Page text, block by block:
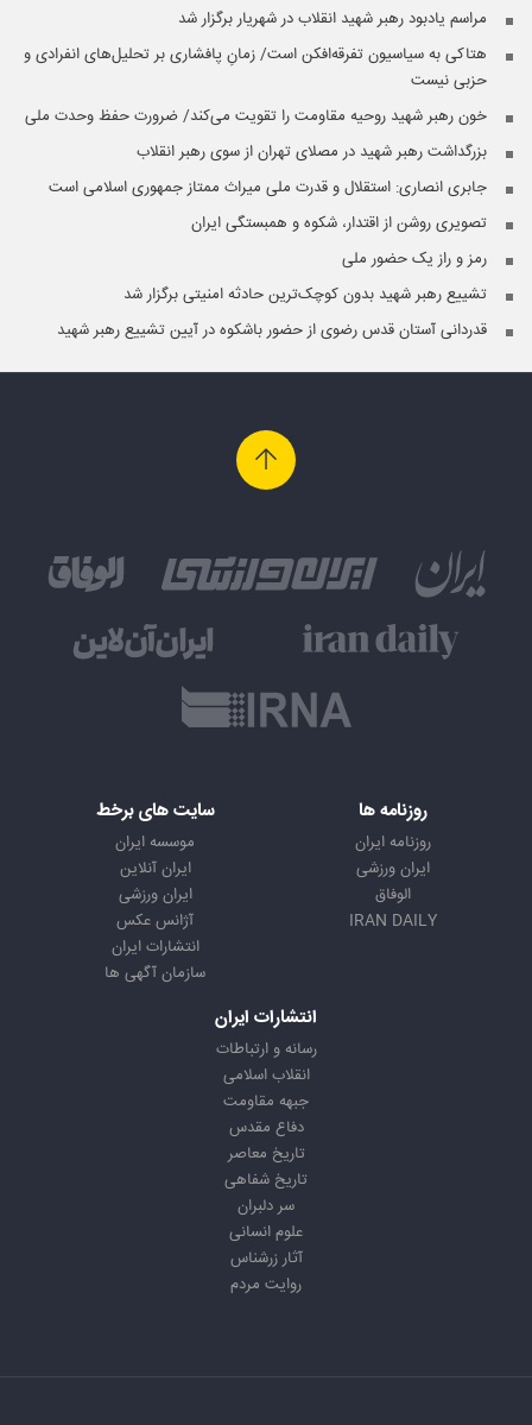
مراسم یادبود رهبر شهید انقلاب در شهریار برگزار شد
هتاکی به سیاسیون تفرقه‌افکن است/ زمانِ پافشاری بر تحلیل‌های انفرادی و
حزبی نیست
خون رهبر شهید روحیه مقاومت را تقویت می‌کند/ ضرورت حفظ وحدت ملی
بزرگداشت رهبر شهید در مصلای تهران از سوی رهبر انقلاب
جابری انصاری:‌ استقلال و قدرت ملی میراث ممتاز جمهوری اسلامی است
تصویری روشن از اقتدار، شکوه و همبستگی ایران
رمز و راز یک حضور ملی
تشییع رهبر شهید بدون کوچک‌ترین حادثه امنیتی برگزار شد
قدردانی آستان قدس رضوی از حضور باشکوه در آیین تشییع رهبر شهید
روزنامه ها
روزنامه ایران
ایران ورزشی
الوفاق
IRAN DAILY
سایت های برخط
موسسه ایران
ایران آنلاین
ایران ورزشی
آژانس عکس
انتشارات ایران
سازمان آگهی ها
انتشارات ایران
رسانه و ارتباطات
انقلاب اسلامی
جبهه مقاومت
دفاع مقدس
تاریخ معاصر
تاریخ شفاهی
سر دلبران
علوم انسانی
آثار زرشناس
روایت مردم